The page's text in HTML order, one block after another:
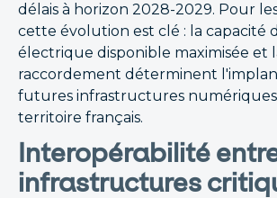
délais à horizon 2028-2029. Pour
cette évolution est clé : la capacité
électrique disponible maximisée et
raccordement déterminent
futures infrastructures
territoire français.
Interopérabilité
infrastructures